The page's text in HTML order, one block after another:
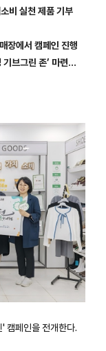
비 실천 제품 기부
장에서 캠페인 진행
기브그린 존’ 마련…
캠페인을 전개한다.